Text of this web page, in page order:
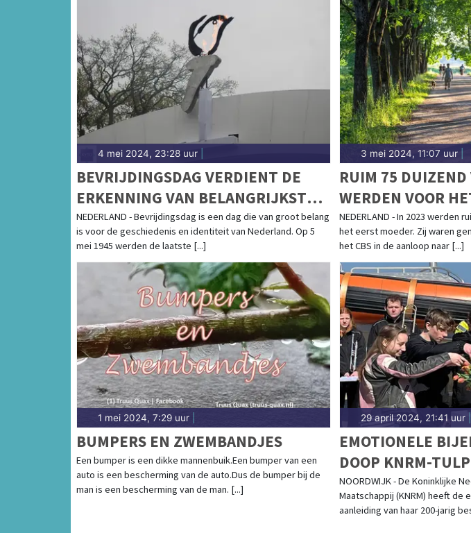
4 mei 2024, 23:28 uur
BEVRIJDINGSDAG VERDIENT DE
ERKENNING VAN BELANGRIJKSTE
FEESTDAG VAN HET JAAR
NEDERLAND - Bevrijdingsdag is een dag die van groot belang
is voor de geschiedenis en identiteit van Nederland. Op 5
mei 1945 werden de laatste [...]
3 mei 2024, 11:07 uur|
RUIM 75 DUIZEND
WERDEN VOOR
IN 2023
NEDERLAND - In 2023 werden
het eerst moeder. Zij waren
het CBS in de aanloop naar [...]
1 mei 2024, 7:29 uur
BUMPERS EN ZWEMBANDJES
Een bumper is een dikke mannenbuik.Een bumper van een
auto is een bescherming van de auto.Dus de bumper bij de
man is een bescherming van de man. [...]
29 april 2024, 21:41 uur|
EMOTIONELE
DOOP KNRM-
NOORDWIJK - De Koninklijke
Maatschappij (KNRM) heeft de
aanleiding van haar 200-jarig